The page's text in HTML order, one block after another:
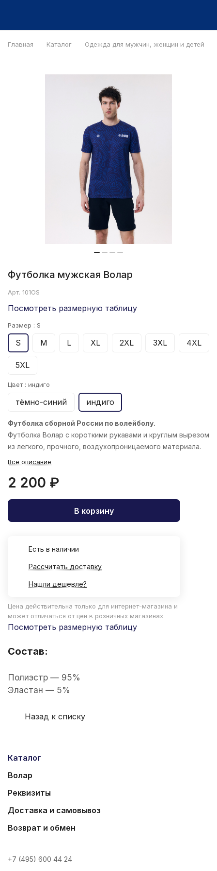
Главная Каталог Одежда для мужчин, женщин и детей
Футболка мужская Волар
Арт. 101OS
Посмотреть размерную таблицу
Размер : S
S M L XL 2XL 3XL 4XL
5XL
Цвет : индиго
тёмно-синий индиго
Футболка сборной России по волейболу.
Футболка Волар с короткими рукавами и круглым вырезом
из легкого, прочного, воздухопроницаемого материала.
Все описание
2 200 ₽
В корзину
Есть в наличии
Рассчитать доставку
Нашли дешевле?
Цена действительна только для интернет-магазина и
может отличаться от цен в розничных магазинах
Посмотреть размерную таблицу
Состав:
Полиэстр — 95%
Эластан — 5%
Назад к списку
Каталог
Волар
Реквизиты
Доставка и самовывоз
Возврат и обмен
+7 (495) 600 44 24